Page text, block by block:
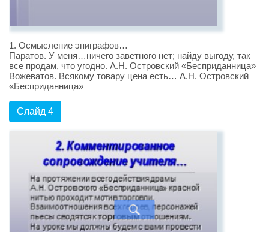
1. Осмысление эпиграфов…
Паратов. У меня…ничего заветного нет; найду выгоду, так
все продам, что угодно. А.Н. Островский «Бесприданница»
Вожеватов. Всякому товару цена есть… А.Н. Островский
«Бесприданница»
Слайд 4